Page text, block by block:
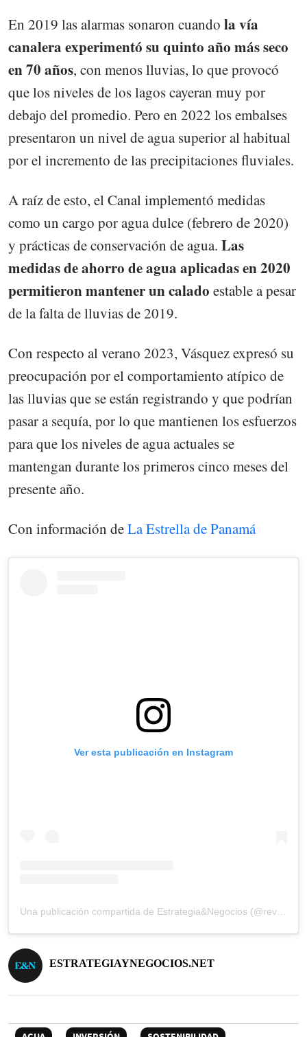
En 2019 las alarmas sonaron cuando la vía
canalera experimentó su quinto año más seco
en 70 años, con menos lluvias, lo que provocó
que los niveles de los lagos cayeran muy por
debajo del promedio. Pero en 2022 los embalses
presentaron un nivel de agua superior al habitual
por el incremento de las precipitaciones fluviales.
A raíz de esto, el Canal implementó medidas
como un cargo por agua dulce (febrero de 2020)
y prácticas de conservación de agua. Las
medidas de ahorro de agua aplicadas en 2020
permitieron mantener un calado estable a pesar
de la falta de lluvias de 2019.
Con respecto al verano 2023, Vásquez expresó su
preocupación por el comportamiento atípico de
las lluvias que se están registrando y que podrían
pasar a sequía, por lo que mantienen los esfuerzos
para que los niveles de agua actuales se
mantengan durante los primeros cinco meses del
presente año.
Con información deLa Estrella de Panamá
Ver esta publicación en Instagram
ESTRATEGIAYNEGOCIOS.NET